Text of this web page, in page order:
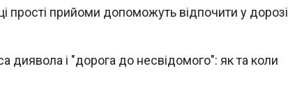
прості прийоми допоможуть відпочити у дорозі
диявола і "дорога до несвідомого": як та коли